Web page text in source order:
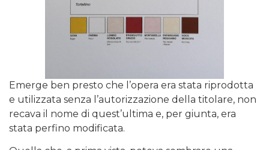
Emerge ben presto che l’opera era stata riprodotta
e utilizzata senza l’autorizzazione della titolare, non
recava il nome di quest’ultima e, per giunta, era
stata perfino modificata.